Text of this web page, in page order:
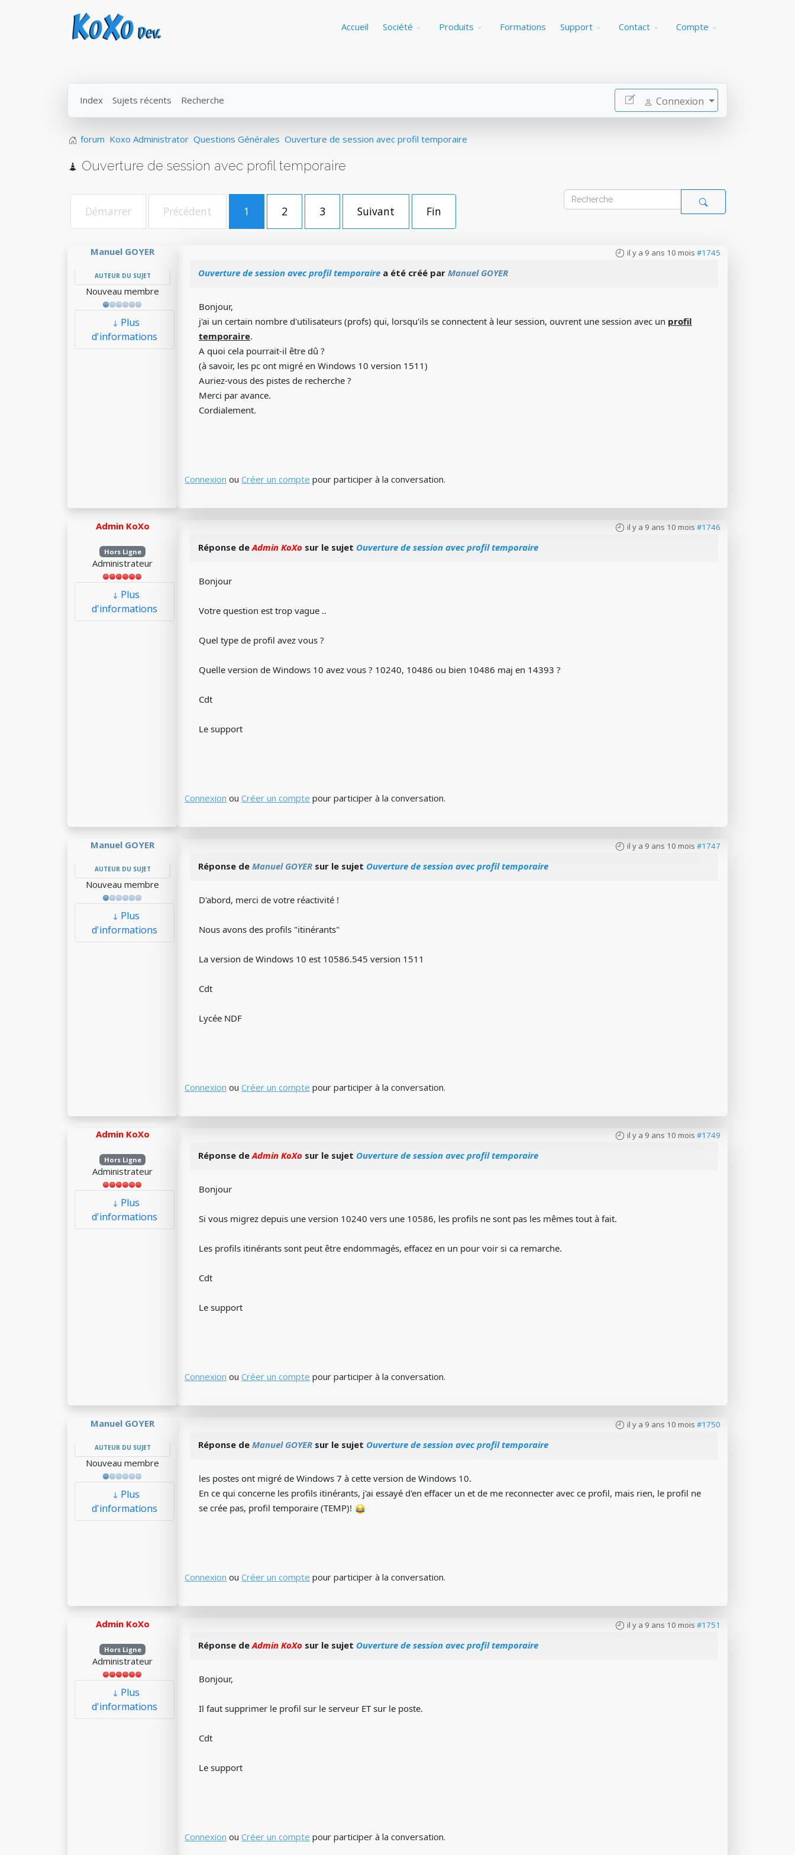
Accueil Société Produits Formations Support Contact Compte
Index Sujets récents Recherche Connexion
forum Koxo Administrator Questions Générales Ouverture de session avec profil temporaire
Ouverture de session avec profil temporaire
Démarrer Précédent 1 2 3 Suivant Fin
Manuel GOYER
AUTEUR DU SUJET
Nouveau membre
Plus
d'informations
il y a 9 ans 10 mois #1745
Ouverture de session avec profil temporaire a été créé par Manuel GOYER
Bonjour,
j'ai un certain nombre d'utilisateurs (profs) qui, lorsqu'ils se connectent à leur session, ouvrent une session avec un profil
temporaire.
A quoi cela pourrait-il être dû ?
(à savoir, les pc ont migré en Windows 10 version 1511)
Auriez-vous des pistes de recherche ?
Merci par avance.
Cordialement.
Connexion ou Créer un compte pour participer à la conversation.
Admin KoXo
Hors Ligne
Administrateur
Plus
d'informations
il y a 9 ans 10 mois #1746
Réponse deAdmin KoXo sur le sujet Ouverture de session avec profil temporaire
Bonjour
Votre question est trop vague ..
Quel type de profil avez vous ?
Quelle version de Windows 10 avez vous ? 10240, 10486 ou bien 10486 maj en 14393 ?
Cdt
Le support
Connexion ou Créer un compte pour participer à la conversation.
Manuel GOYER
AUTEUR DU SUJET
Nouveau membre
Plus
d'informations
il y a 9 ans 10 mois #1747
Réponse de Manuel GOYER sur le sujet Ouverture de session avec profil temporaire
D'abord, merci de votre réactivité !
Nous avons des profils "itinérants"
La version de Windows 10 est 10586.545 version 1511
Cdt
Lycée NDF
Connexion ou Créer un compte pour participer à la conversation.
Admin KoXo
Hors Ligne
Administrateur
Plus
d'informations
il y a 9 ans 10 mois #1749
Réponse deAdmin KoXo sur le sujet Ouverture de session avec profil temporaire
Bonjour
Si vous migrez depuis une version 10240 vers une 10586, les profils ne sont pas les mêmes tout à fait.
Les profils itinérants sont peut être endommagés, effacez en un pour voir si ca remarche.
Cdt
Le support
Connexion ou Créer un compte pour participer à la conversation.
Manuel GOYER
AUTEUR DU SUJET
Nouveau membre
Plus
d'informations
il y a 9 ans 10 mois #1750
Réponse de Manuel GOYER sur le sujet Ouverture de session avec profil temporaire
les postes ont migré de Windows 7 à cette version de Windows 10.
En ce qui concerne les profils itinérants, j'ai essayé d'en effacer un et de me reconnecter avec ce profil, mais rien, le profil ne
se crée pas, profil temporaire (TEMP)!
Connexion ou Créer un compte pour participer à la conversation.
Admin KoXo
Hors Ligne
Administrateur
Plus
d'informations
il y a 9 ans 10 mois #1751
Réponse deAdmin KoXo sur le sujet Ouverture de session avec profil temporaire
Bonjour,
Il faut supprimer le profil sur le serveur ET sur le poste.
Cdt
Le support
Connexion ou Créer un compte pour participer à la conversation.